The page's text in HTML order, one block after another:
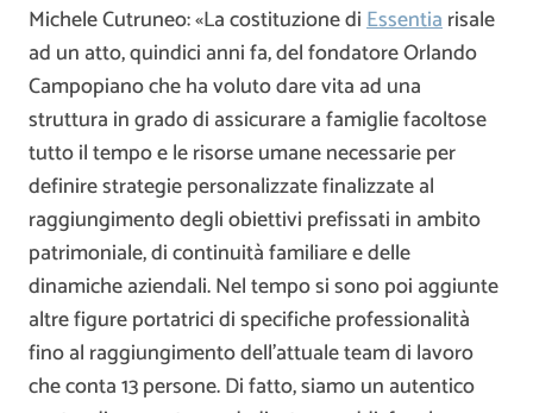
Michele Cutruneo: «La costituzione diEssentiarisale
ad un atto, quindici anni fa, del fondatore Orlando
Campopiano che ha voluto dare vita ad una
struttura in grado di assicurare a famiglie facoltose
tutto il tempo e le risorse umane necessarie per
definire strategie personalizzate finalizzate al
raggiungimento degli obiettivi prefissati in ambito
patrimoniale, di continuità familiare e delle
dinamiche aziendali. Nel tempo si sono poi aggiunte
altre figure portatrici di specifiche professionalità
fino al raggiungimento dell’attuale team di lavoro
che conta 13 persone. Di fatto, siamo un autentico